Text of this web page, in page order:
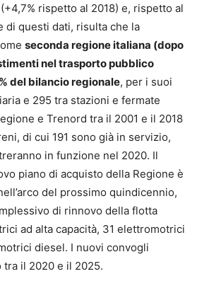
rispetto al 2018) e, rispetto al
di questi dati, risulta che la
seconda regione italiana (dopo
nel trasporto pubblico
del bilancio regionale, per i suoi
e 295 tra stazioni e fermate
e Trenord tra il 2001 e il 2018
di cui 191 sono già in servizio,
in funzione nel 2020. Il
piano di acquisto della Regione è
del prossimo quindicennio,
di rinnovo della flotta
ad alta capacità, 31 elettromotrici
diesel. I nuovi convogli
il 2020 e il 2025.